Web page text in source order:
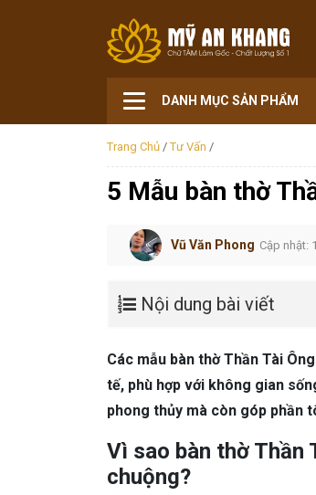
DANH MỤC SẢN PHẨM
Trang Chủ /Tư Vấn /
5 Mẫu bàn thờ
Vũ Văn Phong Cập nhật:
Nội dung bài viết
Các mẫu bàn thờ Thần Tài
tế, phù hợp với không gian
phong thủy mà còn góp phần
Vì sao bàn thờ Thần
chuộng?